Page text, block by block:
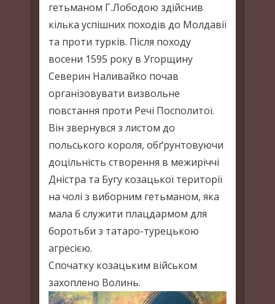
гетьманом Г.Лободою здійснив
кілька успішних походів до Молдавії
та проти турків. Після походу
восени 1595 року в Угорщину
Северин Наливайко почав
організовувати визвольне
повстання проти Речі Посполитої.
Він звернувся з листом до
польського короля, обґрунтовуючи
доцільність створення в межиріччі
Дністра та Бугу козацької території
на чолі з виборним гетьманом, яка
мала б служити плацдармом для
боротьби з татаро-турецькою
агресією.
Спочатку козацьким військом
захоплено Волинь.